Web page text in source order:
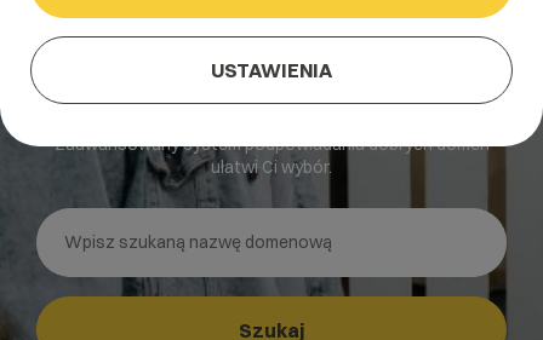
Dobra domena znaleziona!
Zaawansowany system podpowiadania dobrych domen
ułatwi Ci wybór.
Szukaj
USTAWIENIA